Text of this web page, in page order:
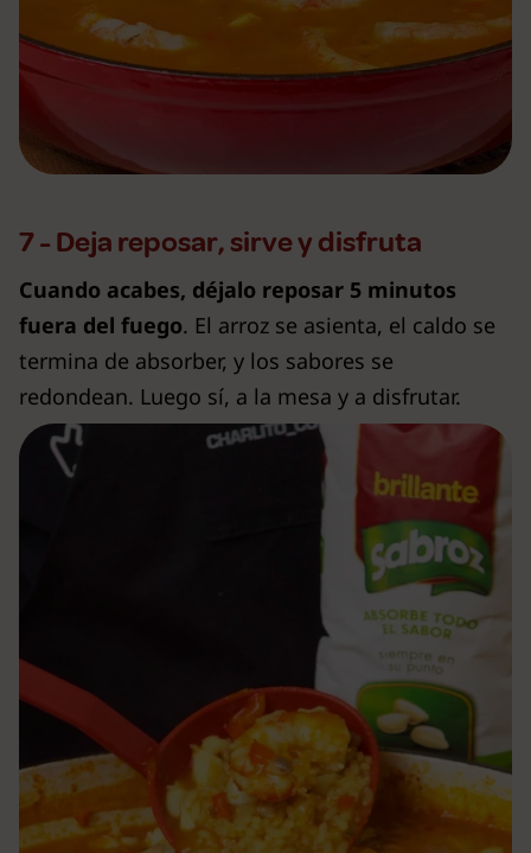
7 - Deja reposar, sirve y disfruta
Cuando acabes, déjalo reposar 5 minutos
fuera del fuego. El arroz se asienta, el caldo se
termina de absorber, y los sabores se
redondean. Luego sí, a la mesa y a disfrutar.